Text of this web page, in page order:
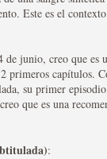
Este es el
de junio, creo que es
primeros capítulos.
su primer
que es una
: